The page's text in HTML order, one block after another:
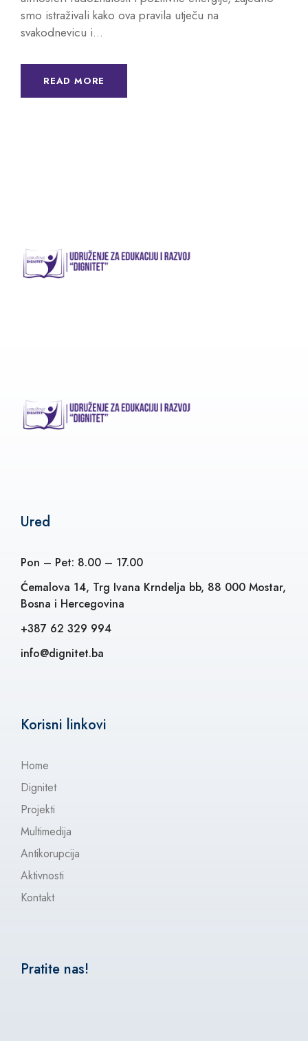
smo istraživali kako ova pravila utječu na
svakodnevicu i...
READ MORE
Ured
Pon – Pet: 8.00 – 17.00
Ćemalova 14, Trg Ivana Krndelja bb, 88 000 Mostar,
Bosna i Hercegovina
+387 62 329 994
info@dignitet.ba
Korisni linkovi
Home
Dignitet
Projekti
Multimedija
Antikorupcija
Aktivnosti
Kontakt
Pratite nas!